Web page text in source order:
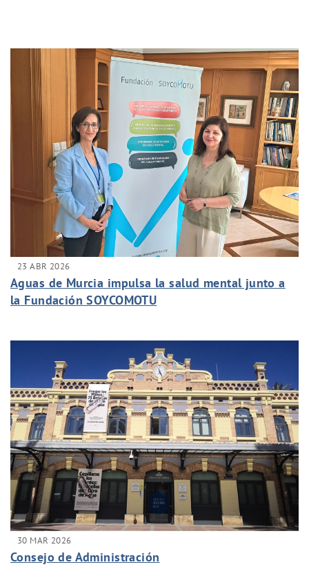
23 ABR 2026
Aguas de Murcia impulsa la salud mental junto a
la Fundación SOYCOMOTU
30 MAR 2026
Consejo de Administración